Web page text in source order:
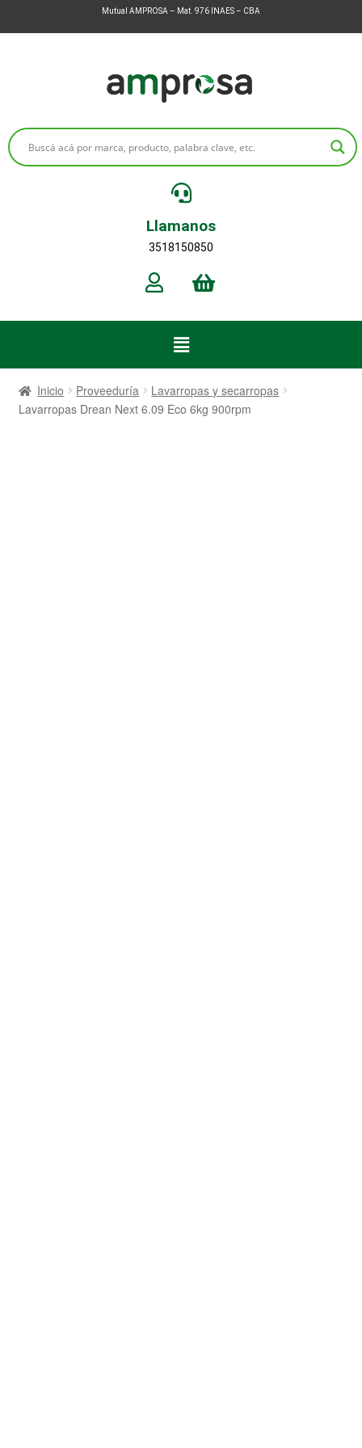
Mutual AMPROSA – Mat. 976 INAES – CBA
Llamanos
3518150850
Inicio Proveeduría
Lavarropas y secarropas
Lavarropas Drean Next 6.09 Eco 6kg 900rpm